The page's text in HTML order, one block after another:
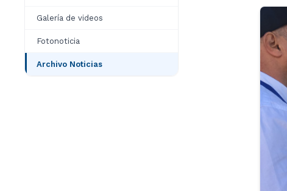
Galería de videos
Fotonoticia
Archivo Noticias